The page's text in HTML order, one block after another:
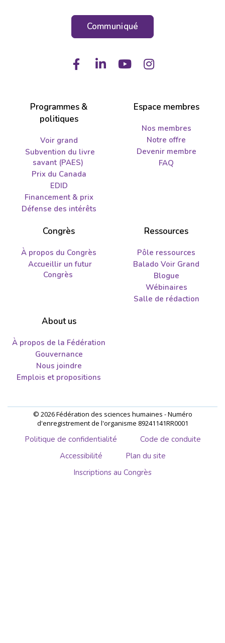
Communiqué
FacebookLinkedIn
YoutubeInstagram
Programmes &
politiques
Voir grand
Subvention du livre
savant (PAES)
Prix du Canada
EDID
Financement & prix
Défense des intérêts
Espace membres
Nos membres
Notre offre
Devenir membre
FAQ
Congrès
À propos du Congrès
Accueillir un futur
Congrès
Ressources
Pôle ressources
Balado Voir Grand
Blogue
Wébinaires
Salle de rédaction
About us
À propos de la Fédération
Gouvernance
Nous joindre
Emplois et propositions
© 2026 Fédération des sciences humaines - Numéro
d'enregistrement de l'organisme 89241141RR0001
Politique de confidentialité
Code de conduite
Accessibilité
Plan du site
Inscriptions au Congrès